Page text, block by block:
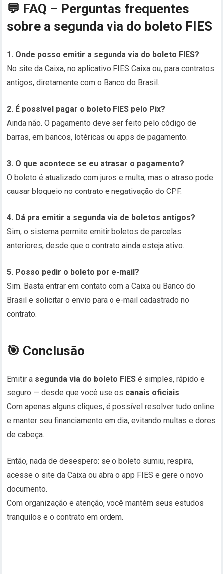
💬 FAQ – Perguntas frequentes
sobre a segunda via do boleto FIES
1. Onde posso emitir a segunda via do boleto FIES?
No site da Caixa, no aplicativo FIES Caixa ou, para contratos
antigos, diretamente com o Banco do Brasil.
2. É possível pagar o boleto FIES pelo Pix?
Ainda não. O pagamento deve ser feito pelo código de
barras, em bancos, lotéricas ou apps de pagamento.
3. O que acontece se eu atrasar o pagamento?
O boleto é atualizado com juros e multa, mas o atraso pode
causar bloqueio no contrato e negativação do CPF.
4. Dá pra emitir a segunda via de boletos antigos?
Sim, o sistema permite emitir boletos de parcelas
anteriores, desde que o contrato ainda esteja ativo.
5. Posso pedir o boleto por e-mail?
Sim. Basta entrar em contato com a Caixa ou Banco do
Brasil e solicitar o envio para o e-mail cadastrado no
contrato.
🎯 Conclusão
Emitir a segunda via do boleto FIES é simples, rápido e
seguro — desde que você use os canais oficiais.
Com apenas alguns cliques, é possível resolver tudo online
e manter seu financiamento em dia, evitando multas e dores
de cabeça.
Então, nada de desespero: se o boleto sumiu, respira,
acesse o site da Caixa ou abra o app FIES e gere o novo
documento.
Com organização e atenção, você mantém seus estudos
tranquilos e o contrato em ordem.